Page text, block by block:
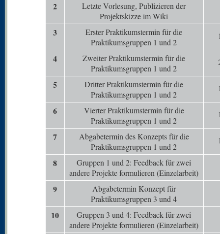
2
Letzte Vorlesung, Publizieren der
Projektskizze im Wiki
3
Erster Praktikumstermin für die
Praktikumsgruppen 1 und 2
4
Zweiter Praktikumstermin für die
Praktikumsgruppen 1 und 2
5
Dritter Praktikumstermin für die
Praktikumsgruppen 1 und 2
6
Vierter Praktikumstermin für die
Praktikumsgruppen 1 und 2
7
Abgabetermin des Konzepts für die
Praktikumsgruppen 1 und 2
8
Gruppen 1 und 2: Feedback für zwei
andere Projekte formulieren (Einzelarbeit)
9
Abgabetermin Konzept für
Praktikumsgruppen 3 und 4
10
Gruppen 3 und 4: Feedback für zwei
andere Projekte formulieren (Einzelarbeit)